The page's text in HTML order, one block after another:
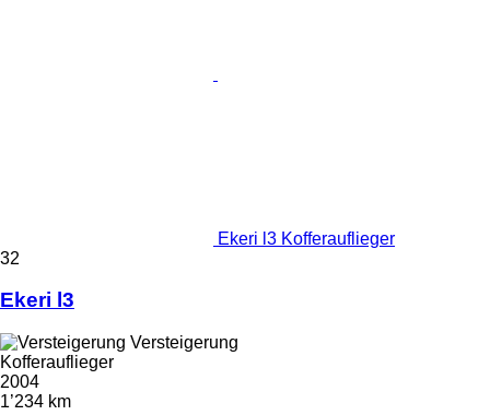
Ekeri l3 Kofferauflieger
32
Ekeri l3
Versteigerung
Kofferauflieger
2004
1’234 km